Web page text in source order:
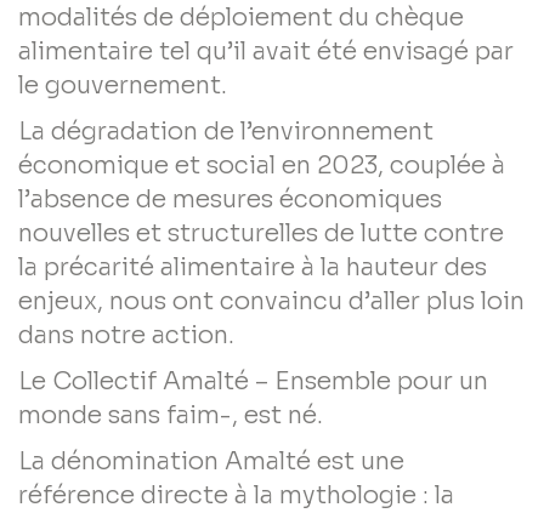
modalités de déploiement du chèque
alimentaire tel qu’il avait été envisagé par
le gouvernement.
La dégradation de l’environnement
économique et social en 2023, couplée à
l’absence de mesures économiques
nouvelles et structurelles de lutte contre
la précarité alimentaire à la hauteur des
enjeux, nous ont convaincu d’aller plus loin
dans notre action.
Le Collectif Amalté – Ensemble pour un
monde sans faim-, est né.
La dénomination Amalté est une
référence directe à la mythologie : la